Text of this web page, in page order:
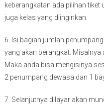
keberangkatan ada pilihan tiket
juga kelas yang diinginkan.
6. Isi bagian jumlah
yang akan berangkat. Misalnya
Maka anda bisa mengisinya
2 penumpang dewasa dan 1
7. Selanjutnya dilayar akan